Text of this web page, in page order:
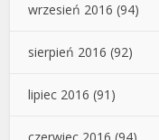
wrzesień 2016 (94)
sierpień 2016 (92)
lipiec 2016 (91)